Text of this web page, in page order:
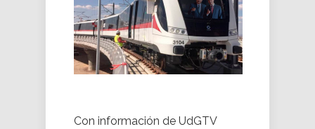
Con información de UdGTV